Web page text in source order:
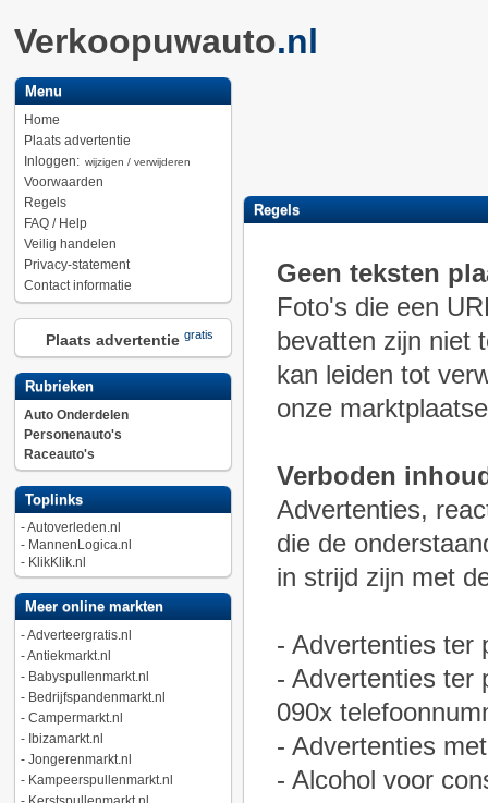
Verkoopuwauto.nl
Menu
Home
Plaats advertentie
Inloggen: wijzigen / verwijderen
Voorwaarden
Regels
FAQ / Help
Veilig handelen
Privacy-statement
Contact informatie
Plaats advertentie gratis
Rubrieken
Auto Onderdelen
Personenauto's
Raceauto's
Toplinks
-Autoverleden.nl
- MannenLogica.nl
- KlikKlik.nl
Meer online markten
-Adverteergratis.nl
-Antiekmarkt.nl
- Babyspullenmarkt.nl
- Bedrijfspandenmarkt.nl
- Campermarkt.nl
- Ibizamarkt.nl
- Jongerenmarkt.nl
- Kampeerspullenmarkt.nl
Regels
Geen teksten
Foto's die een
bevatten zijn niet
kan leiden tot
onze
Verboden
Advertenties,
die de
in strijd zijn met
- Advertenties ter
- Advertenties ter
090x
- Advertenties
- Alcohol voor